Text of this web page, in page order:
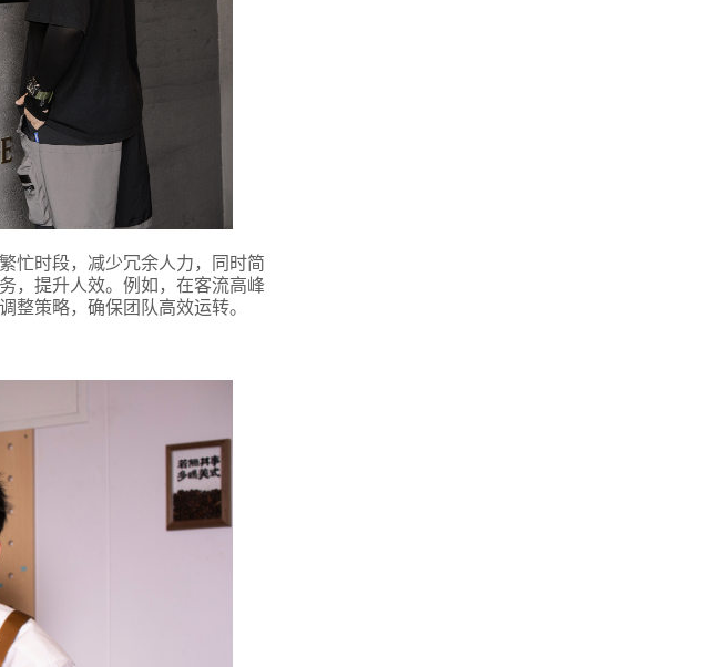
忙时段，减少冗余人力，同时简
，提升人效。例如，在客流高峰
策略，确保团队高效运转。